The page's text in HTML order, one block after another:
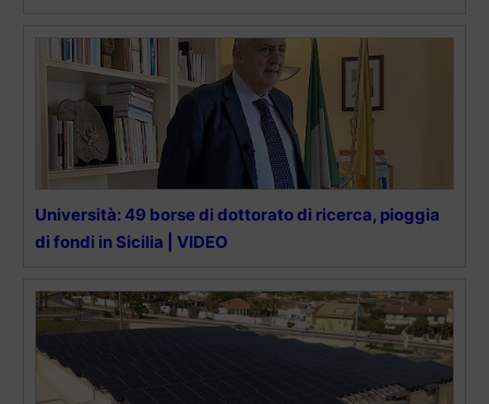
Università: 49 borse di dottorato di ricerca, pioggia
di fondi in Sicilia | VIDEO